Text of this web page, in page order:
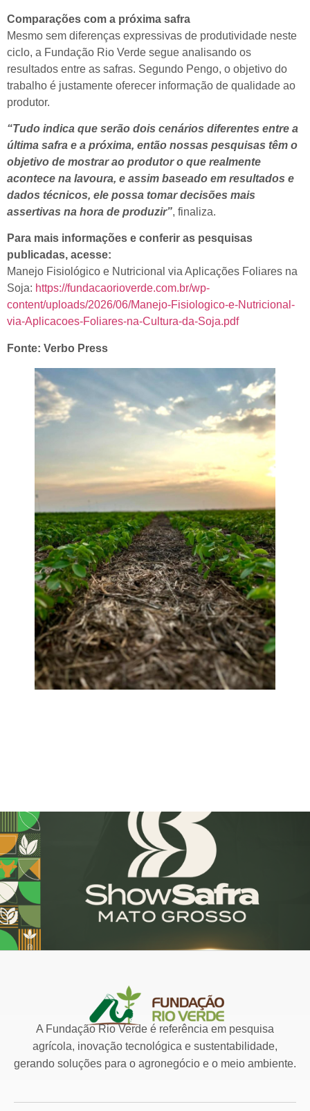
Comparações com a próxima safra
Mesmo sem diferenças expressivas de produtividade neste
ciclo, a Fundação Rio Verde segue analisando os
resultados entre as safras. Segundo Pengo, o objetivo do
trabalho é justamente oferecer informação de qualidade ao
produtor.
“Tudo indica que serão dois cenários diferentes entre a
última safra e a próxima, então nossas pesquisas têm o
objetivo de mostrar ao produtor o que realmente
acontece na lavoura, e assim baseado em resultados e
dados técnicos, ele possa tomar decisões mais
assertivas na hora de produzir”, finaliza.
Para mais informações e conferir as pesquisas
publicadas, acesse:
Manejo Fisiológico e Nutricional via Aplicações Foliares na
Soja: https://fundacaorioverde.com.br/wp-
content/uploads/2026/06/Manejo-Fisiologico-e-Nutricional-
via-Aplicacoes-Foliares-na-Cultura-da-Soja.pdf
Fonte: Verbo Press
A Fundação Rio Verde é referência em pesquisa
agrícola, inovação tecnológica e sustentabilidade,
gerando soluções para o agronegócio e o meio ambiente.